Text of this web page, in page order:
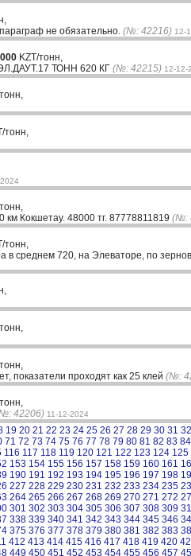
не обязательно. (№: 42216) 12-
KZT/тонн,
ТОНН 620 КГ (№: 42215) 12-12-
тонн,
Кокшетау. 48000 тг. 87778811819 (№:
тонн,
в среднем 720, на Элеваторе, по
показатели проходят как 25 клей (№:
42206) 11-12-2024
19 20 21 22 23 24 25 26 27 28 29 30 31 32
71 72 73 74 75 76 77 78 79 80 81 82 83 84
116 117 118 119 120 121 122 123 124 125
153 154 155 156 157 158 159 160 161
190 191 192 193 194 195 196 197 198
227 228 229 230 231 232 233 234 235
264 265 266 267 268 269 270 271 272
301 302 303 304 305 306 307 308 309
338 339 340 341 342 343 344 345 346
375 376 377 378 379 380 381 382 383
412 413 414 415 416 417 418 419 420
449 450 451 452 453 454 455 456 457